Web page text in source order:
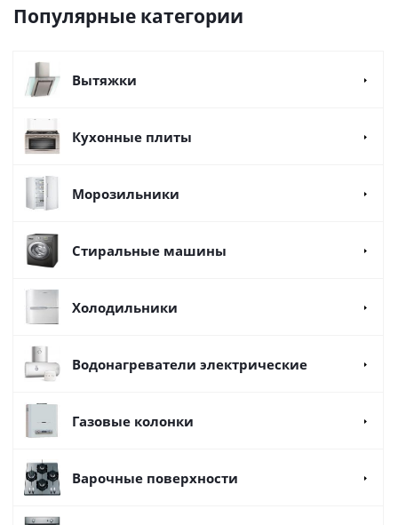
Популярные категории
Вытяжки
Кухонные плиты
Морозильники
Стиральные машины
Холодильники
Водонагреватели электрические
Газовые колонки
Варочные поверхности